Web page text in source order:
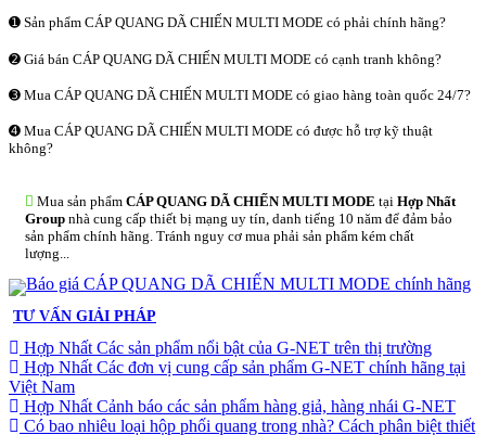
➊ Sản phẩm CÁP QUANG DÃ CHIẾN MULTI MODE có phải chính hãng?
➋ Giá bán CÁP QUANG DÃ CHIẾN MULTI MODE có cạnh tranh không?
➌ Mua CÁP QUANG DÃ CHIẾN MULTI MODE có giao hàng toàn quốc 24/7?
➍ Mua CÁP QUANG DÃ CHIẾN MULTI MODE có được hỗ trợ kỹ thuật
không?
Mua sản phẩm CÁP QUANG DÃ CHIẾN MULTI MODE tại Hợp Nhất
Group nhà cung cấp thiết bị mạng uy tín, danh tiếng 10 năm để đảm bảo
sản phẩm chính hãng. Tránh nguy cơ mua phải sản phẩm kém chất
lượng...
TƯ VẤN GIẢI PHÁP
Hợp Nhất Các sản phẩm nổi bật của G-NET trên thị trường
Hợp Nhất Các đơn vị cung cấp sản phẩm G-NET chính hãng tại
Việt Nam
Hợp Nhất Cảnh báo các sản phẩm hàng giả, hàng nhái G-NET
Có bao nhiêu loại hộp phối quang trong nhà? Cách phân biệt thiết